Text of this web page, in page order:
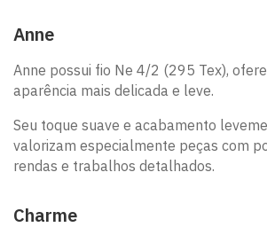
Anne
Anne possui fio Ne 4/2 (295 Tex),
aparência mais delicada e leve.
Seu toque suave e acabamento
valorizam especialmente peças com
rendas e trabalhos detalhados.
Charme